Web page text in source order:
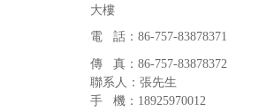
大樓
電 話：86-757-83878371
傳 真：86-757-83878372
聯系人：張先生
手 機：18925970012